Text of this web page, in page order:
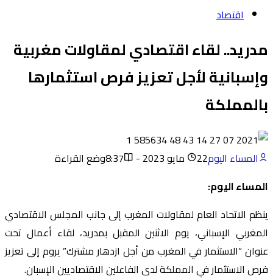
اقتصاد
مدريد.. لقاء اقتصادي لمقاولات مغربية
وإسبانية لأجل تعزيز فرص استثمارها
بالمملكة
المساء اليوم22 مايو 2023 - 8:37
وضع القراءة
المساء اليوم:
ينظم الاتحاد العام لمقاولات المغرب إلى جانب المجلس الاقتصادي
المغربي الإسباني، يوم الاثنين المقبل بمدريد، لقاء أعمال تحت
عنوان “الاستثمار في المغرب من أجل ازدهار مشترك” يروم إلى تعزيز
فرص الاستثمار في المملكة لدى الفاعلين الاقتصاديين الإسبان.